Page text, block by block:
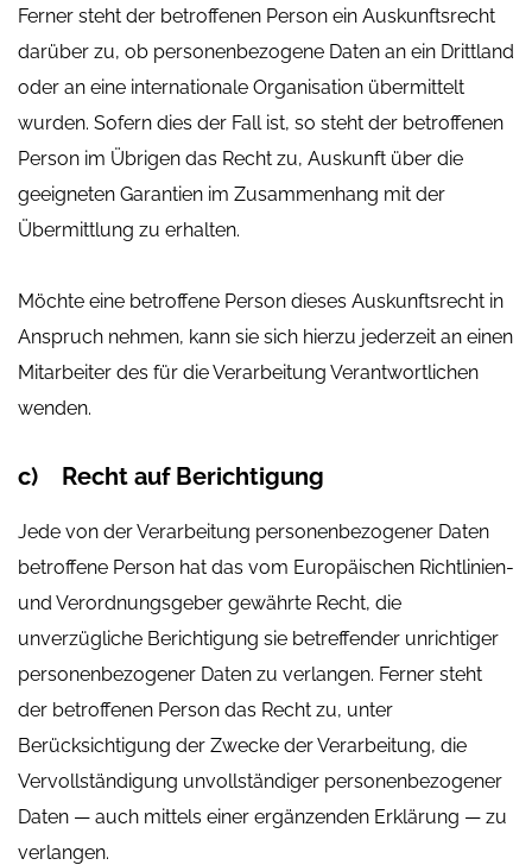
Ferner steht der betroffenen Person ein Auskunftsrecht
darüber zu, ob personenbezogene Daten an ein Drittland
oder an eine internationale Organisation übermittelt
wurden. Sofern dies der Fall ist, so steht der betroffenen
Person im Übrigen das Recht zu, Auskunft über die
geeigneten Garantien im Zusammenhang mit der
Übermittlung zu erhalten.
Möchte eine betroffene Person dieses Auskunftsrecht in
Anspruch nehmen, kann sie sich hierzu jederzeit an einen
Mitarbeiter des für die Verarbeitung Verantwortlichen
wenden.
c) Recht auf Berichtigung
Jede von der Verarbeitung personenbezogener Daten
betroffene Person hat das vom Europäischen Richtlinien-
und Verordnungsgeber gewährte Recht, die
unverzügliche Berichtigung sie betreffender unrichtiger
personenbezogener Daten zu verlangen. Ferner steht
der betroffenen Person das Recht zu, unter
Berücksichtigung der Zwecke der Verarbeitung, die
Vervollständigung unvollständiger personenbezogener
Daten — auch mittels einer ergänzenden Erklärung — zu
verlangen.